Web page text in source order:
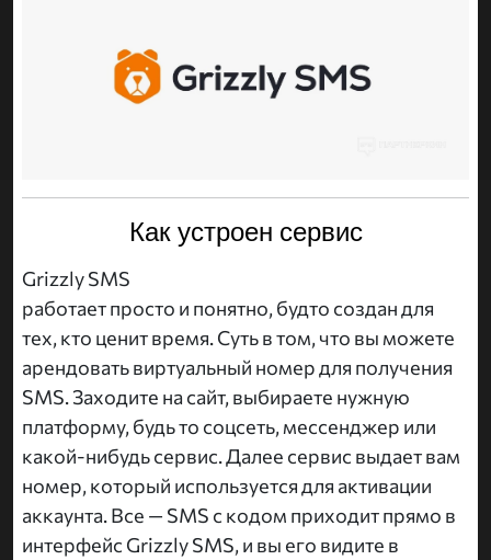
Как устроен сервис
Grizzly SMS
работает просто и понятно, будто создан для
тех, кто ценит время. Суть в том, что вы можете
арендовать виртуальный номер для получения
SMS. Заходите на сайт, выбираете нужную
платформу, будь то соцсеть, мессенджер или
какой-нибудь сервис. Далее сервис выдает вам
номер, который используется для активации
аккаунта. Все — SMS с кодом приходит прямо в
интерфейс Grizzly SMS, и вы его видите в